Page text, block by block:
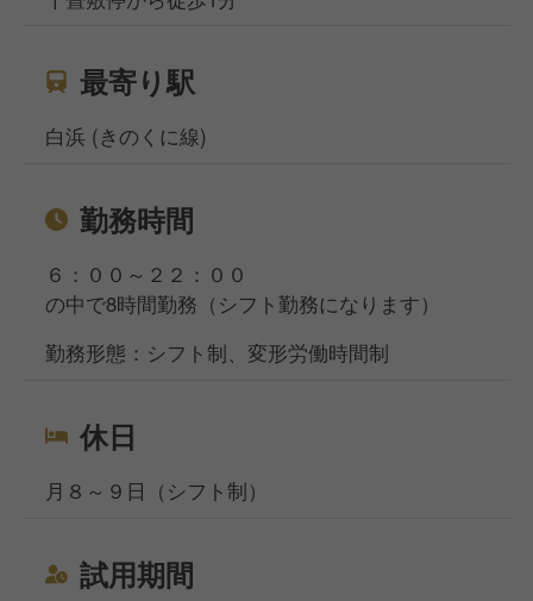
最寄り駅
白浜 (きのくに線)
勤務時間
６：００～２２：００
の中で8時間勤務（シフト勤務になります）
勤務形態：シフト制、変形労働時間制
休日
月８～９日（シフト制）
試用期間